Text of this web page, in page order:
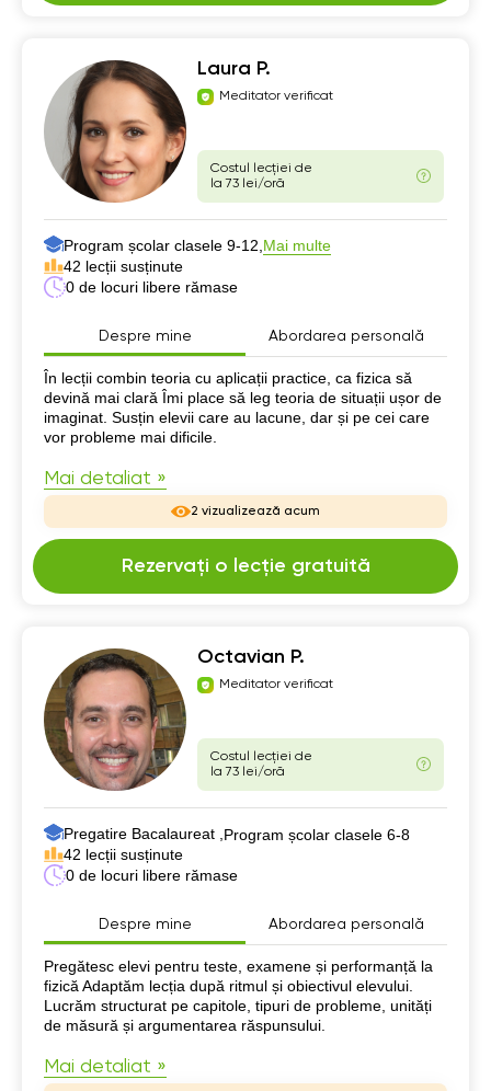
Laura P.
Meditator verificat
Costul lecției de
la 73 lei/oră
Program școlar clasele 9-12, Mai multe
42 lecții susținute
0 de locuri libere rămase
Despre mine Abordarea personală
Despre mine
În lecții combin teoria cu aplicații practice, ca fizica să
devină mai clară Îmi place să leg teoria de situații ușor de
imaginat. Susțin elevii care au lacune, dar și pe cei care
vor probleme mai dificile.
Mai detaliat »
2 vizualizează acum
Rezervați o lecție gratuită
Octavian P.
Meditator verificat
Costul lecției de
la 73 lei/oră
Pregatire Bacalaureat , Program școlar clasele 6-8
42 lecții susținute
0 de locuri libere rămase
Despre mine Abordarea personală
Despre mine
Pregătesc elevi pentru teste, examene și performanță la
fizică Adaptăm lecția după ritmul și obiectivul elevului.
Lucrăm structurat pe capitole, tipuri de probleme, unități
de măsură și argumentarea răspunsului.
Mai detaliat »